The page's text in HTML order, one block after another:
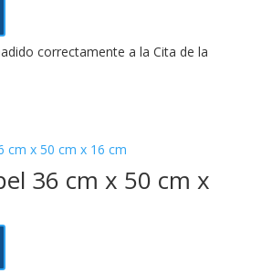
correctamente a la Cita de la
36 cm x 50 cm x